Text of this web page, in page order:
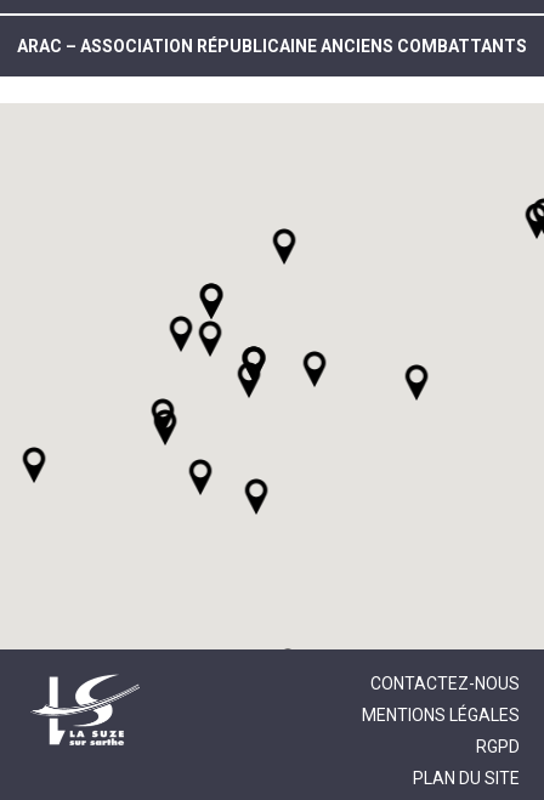
ARAC – ASSOCIATION RÉPUBLICAINE ANCIENS COMBATTANTS
CONTACTEZ-NOUS
MENTIONS LÉGALES
RGPD
PLAN DU SITE